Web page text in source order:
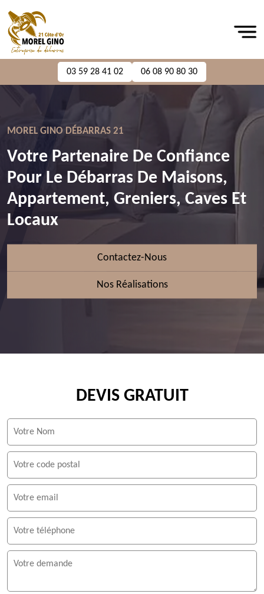
03 59 28 41 02 06 08 90 80 30
MOREL GINO DÉBARRAS 21
Votre Partenaire De Confiance
Pour Le Débarras De Maisons,
Appartement, Greniers, Caves Et
Locaux
Contactez-Nous
Nos Réalisations
DEVIS GRATUIT